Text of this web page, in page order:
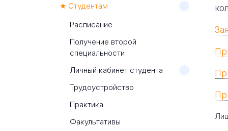
★ Студентам
Расписание
Получение второй
специальности
Личный кабинет студента
Трудоустройство
Практика
Факультативы